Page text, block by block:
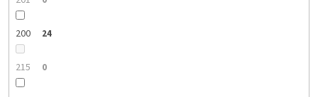
200 24
215 0